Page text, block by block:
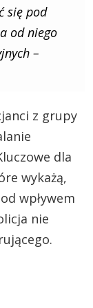
się pod
od niego
–
z grupy
dla
wykażą,
wpływem
nie